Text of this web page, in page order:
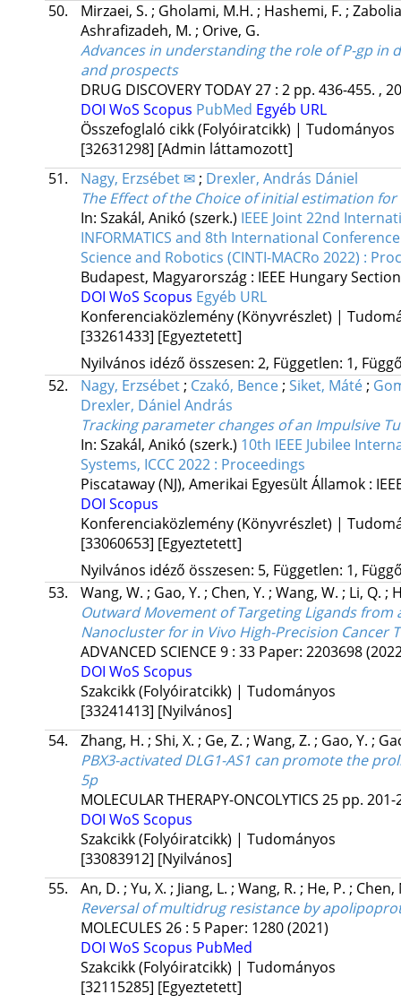
50.
Mirzaei, S. ; Gholami, M.H. ; Hashemi, F. ;
Ashrafizadeh, M. ; Orive, G.
Advances in understanding the role of P-gp in
and prospects
DRUG DISCOVERY TODAY27: 2 pp. 436-455. ,
DOI WoS Scopus PubMed Egyéb URL
Összefoglaló cikk (Folyóiratcikk) | Tudományos
[32631298] [Admin láttamozott]
51.
Nagy, Erzsébet ✉; Drexler, András Dániel
The Effect of the Choice of initial estimation
In: Szakál, Anikó (szerk.) IEEE Joint 22nd
INFORMATICS and 8th International
Science and Robotics (CINTI-MACRo 2022) :
Budapest, Magyarország : IEEE Hungary Section
DOI WoS Scopus Egyéb URL
Konferenciaközlemény (Könyvrészlet) |
[33261433] [Egyeztetett]
Nyilvános idéző összesen: 2, Független: 1,
52.
Nagy, Erzsébet; Czakó, Bence; Siket, Máté;
Drexler, Dániel András
Tracking parameter changes of an Impulsive
In: Szakál, Anikó (szerk.) 10th IEEE Jubilee
Systems, ICCC 2022 : Proceedings
Piscataway (NJ), Amerikai Egyesült Államok :
DOI Scopus
Konferenciaközlemény (Könyvrészlet) |
[33060653] [Egyeztetett]
Nyilvános idéző összesen: 5, Független: 1,
53.
Wang, W. ; Gao, Y. ; Chen, Y. ; Wang, W. ; Li, Q. ;
Outward Movement of Targeting Ligands from
Nanocluster for in Vivo High-Precision Cancer
ADVANCED SCIENCE 9: 33 Paper: 2203698
DOI WoS Scopus
Szakcikk (Folyóiratcikk) | Tudományos
[33241413] [Nyilvános]
54.
Zhang, H. ; Shi, X. ; Ge, Z. ; Wang, Z. ; Gao, Y. ;
PBX3-activated DLG1-AS1 can promote the
5p
MOLECULAR THERAPY-ONCOLYTICS 25 pp. 201-
DOI WoS Scopus
Szakcikk (Folyóiratcikk) | Tudományos
[33083912] [Nyilvános]
55.
An, D. ; Yu, X. ; Jiang, L. ; Wang, R. ; He, P. ; Chen,
Reversal of multidrug resistance by
MOLECULES 26: 5 Paper: 1280(2021)
DOI WoS Scopus PubMed
Szakcikk (Folyóiratcikk) | Tudományos
[32115285] [Egyeztetett]